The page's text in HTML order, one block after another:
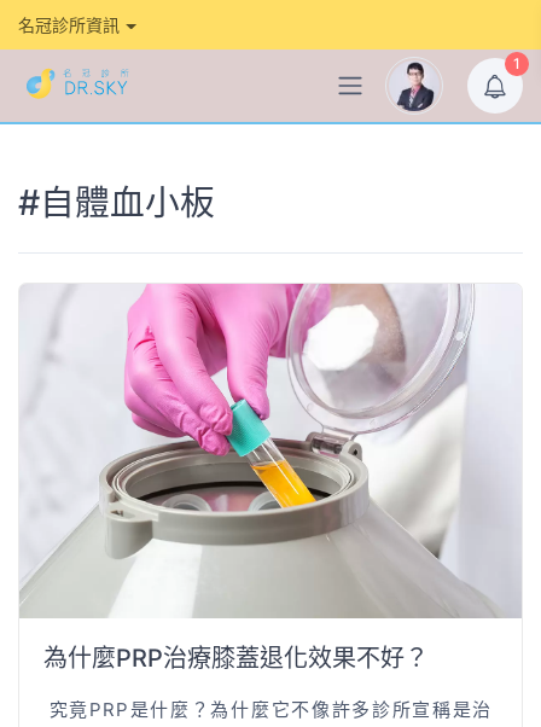
名冠診所資訊
1
#自體血小板
為什麼PRP治療膝蓋退化效果不好？
究竟PRP是什麼？為什麼它不像許多診所宣稱是治